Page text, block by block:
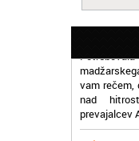
Martina iz
vam rečem,
nad
prevajalcev
Jaka iz